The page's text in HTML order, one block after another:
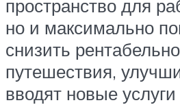
пространство для
но и максимально
снизить
путешествия,
вводят новые